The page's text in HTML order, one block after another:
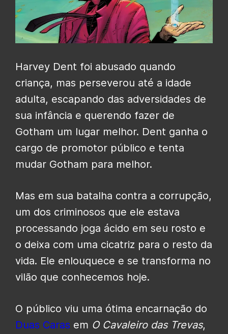
Harvey Dent foi abusado quando
criança, mas perseverou até a idade
adulta, escapando das adversidades de
sua infância e querendo fazer de
Gotham um lugar melhor. Dent ganha o
cargo de promotor público e tenta
mudar Gotham para melhor.
Mas em sua batalha contra a corrupção,
um dos criminosos que ele estava
processando joga ácido em seu rosto e
o deixa com uma cicatriz para o resto da
vida. Ele enlouquece e se transforma no
vilão que conhecemos hoje.
O público viu uma ótima encarnação do
Duas Caras em O Cavaleiro das Trevas,